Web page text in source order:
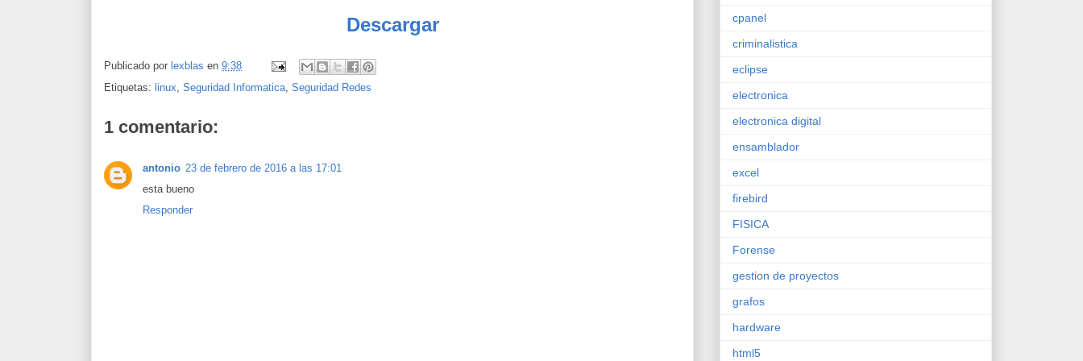
Descargar
Publicado por lexblas en 9:38
Etiquetas: linux Seguridad Informatica Seguridad Redes
1 comentario:
antonio 23 de febrero de 2016 a las 17:01
esta bueno
Responder
cpanel
criminalistica
eclipse
electronica
electronica digital
ensamblador
excel
firebird
FISICA
Forense
gestion de proyectos
grafos
hardware
html5